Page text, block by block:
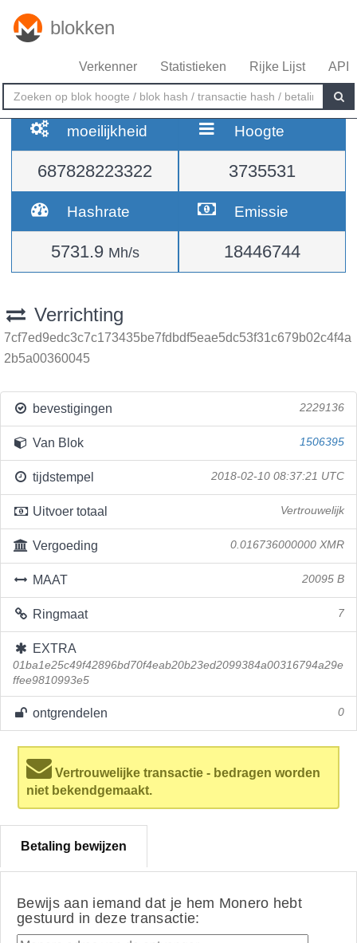
blokken
Verkenner Statistieken Rijke Lijst API
moeilijkheid
687828223322
Hoogte
3735531
Hashrate
5731.9 Mh/s
Emissie
18446744
Verrichting
7cf7ed9edc3c7c173435be7fdbdf5eae5dc53f31c679b02c4f4a
2b5a00360045
bevestigingen 2229136
Van Blok 1506395
tijdstempel 2018-02-10 08:37:21 UTC
Uitvoer totaal Vertrouwelijk
Vergoeding 0.016736000000 XMR
MAAT 20095 B
Ringmaat 7
EXTRA
01ba1e25c49f42896bd70f4eab20b23ed2099384a00316794a29e
ffee9810993e5
ontgrendelen 0
Vertrouwelijke transactie - bedragen worden
niet bekendgemaakt.
Betaling bewijzen
Bewijs aan iemand dat je hem Monero hebt
gestuurd in deze transactie: